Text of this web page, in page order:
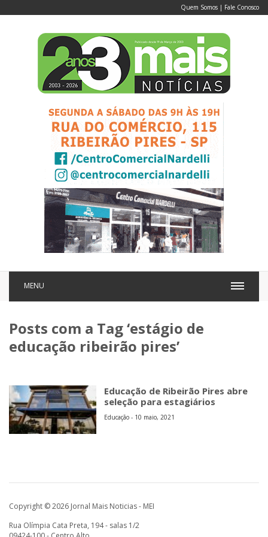
Quem Somos | Fale Conosco
MENU
Posts com a Tag ‘estágio de
educação ribeirão pires’
Educação de Ribeirão Pires abre
seleção para estagiários
Educação - 10 maio, 2021
Copyright © 2026 Jornal Mais Noticias - MEI
Rua Olímpia Cata Preta, 194 - salas 1/2